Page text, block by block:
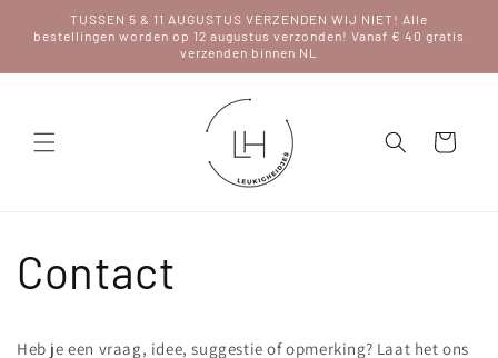
naar de
content
TUSSEN 5 & 11 AUGUSTUS VERZENDEN WIJ NIET! Alle
bestellingen worden op 12 augustus verzonden! Vanaf € 40 gratis
verzenden binnen NL
Winkelwagen
Contact
Heb je een vraag, idee, suggestie of opmerking? Laat het ons